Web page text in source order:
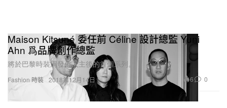
Fashion 時裝
Maison Kitsuné 委任前 Céline 設計總監 Yuni
Ahn 爲品牌創作總監
將於巴黎時裝周發佈入主後的首個系列。
2018年12月14日 6 0